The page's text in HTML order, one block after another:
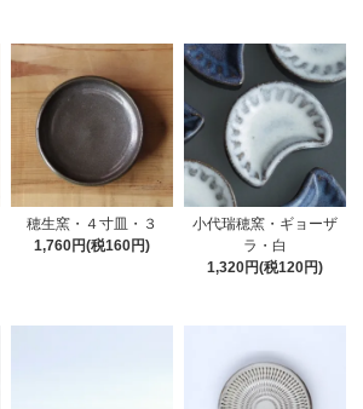
穂生窯・４寸皿・３
1,760円(税160円)
小代瑞穂窯・ギョーザ
ラ・白
1,320円(税120円)